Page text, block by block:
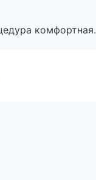
комфортная.